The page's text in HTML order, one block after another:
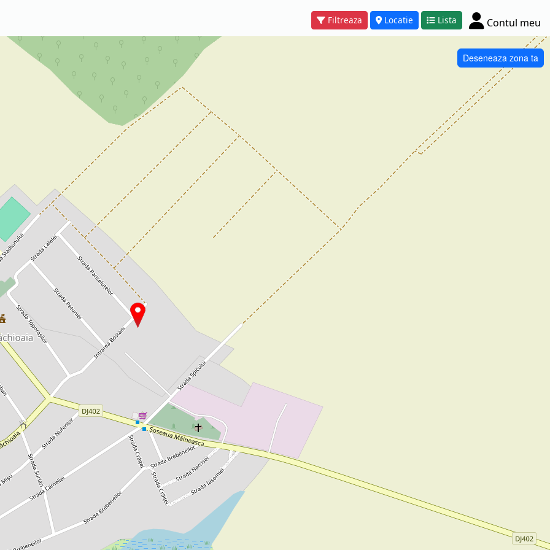
Filtreaza Locatie Lista Contul meu
Deseneaza zona ta